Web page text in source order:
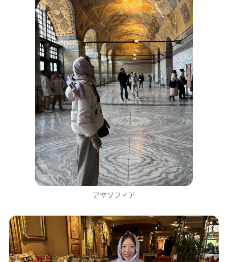
アヤソフィア